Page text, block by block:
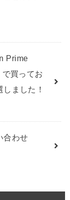
Prime
買ってお
ました！
合わせ